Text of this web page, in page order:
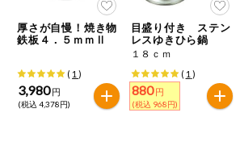
ポイントがも
お弁当用商品
厚さが自慢！焼き物
鉄板４．５ｍｍⅡ
( 1 )
3,980 円
(税込 4,378円)
目盛り付き ステン
レスゆきひら鍋
１８ｃｍ
( 1 )
880 円
(税込 968円)